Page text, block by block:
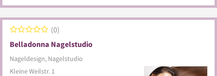
Belladonna Nagelstudio
Nageldesign, Nagelstudio
0
Kleine Weilstr. 1